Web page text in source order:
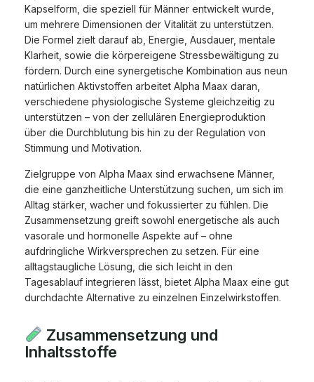
Kapselform, die speziell für Männer entwickelt wurde,
um mehrere Dimensionen der Vitalität zu unterstützen.
Die Formel zielt darauf ab, Energie, Ausdauer, mentale
Klarheit, sowie die körpereigene Stressbewältigung zu
fördern. Durch eine synergetische Kombination aus neun
natürlichen Aktivstoffen arbeitet Alpha Maax daran,
verschiedene physiologische Systeme gleichzeitig zu
unterstützen – von der zellulären Energieproduktion
über die Durchblutung bis hin zu der Regulation von
Stimmung und Motivation.
Zielgruppe von Alpha Maax sind erwachsene Männer,
die eine ganzheitliche Unterstützung suchen, um sich im
Alltag stärker, wacher und fokussierter zu fühlen. Die
Zusammensetzung greift sowohl energetische als auch
vasorale und hormonelle Aspekte auf – ohne
aufdringliche Wirkversprechen zu setzen. Für eine
alltagstaugliche Lösung, die sich leicht in den
Tagesablauf integrieren lässt, bietet Alpha Maax eine gut
durchdachte Alternative zu einzelnen Einzelwirkstoffen.
Zusammensetzung und
Inhaltsstoffe